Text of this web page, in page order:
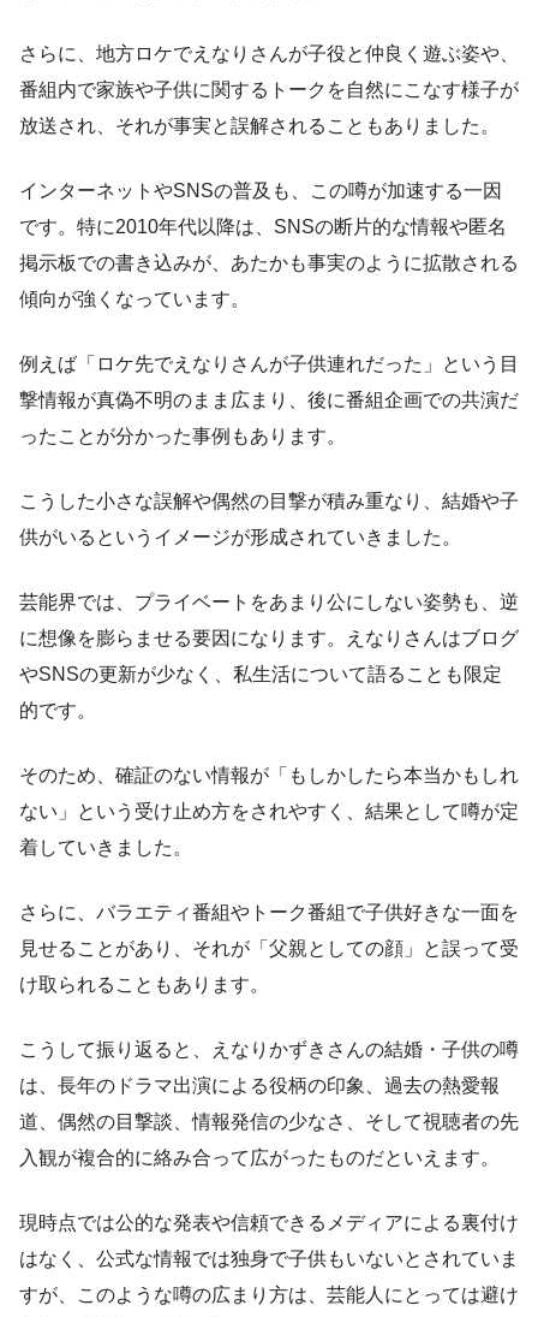
さらに、地方ロケでえなりさんが子役と仲良く遊ぶ姿や、
番組内で家族や子供に関するトークを自然にこなす様子が
放送され、それが事実と誤解されることもありました。
インターネットやSNSの普及も、この噂が加速する一因
です。特に2010年代以降は、SNSの断片的な情報や匿名
掲示板での書き込みが、あたかも事実のように拡散される
傾向が強くなっています。
例えば「ロケ先でえなりさんが子供連れだった」という目
撃情報が真偽不明のまま広まり、後に番組企画での共演だ
ったことが分かった事例もあります。
こうした小さな誤解や偶然の目撃が積み重なり、結婚や子
供がいるというイメージが形成されていきました。
芸能界では、プライベートをあまり公にしない姿勢も、逆
に想像を膨らませる要因になります。えなりさんはブログ
やSNSの更新が少なく、私生活について語ることも限定
的です。
そのため、確証のない情報が「もしかしたら本当かもしれ
ない」という受け止め方をされやすく、結果として噂が定
着していきました。
さらに、バラエティ番組やトーク番組で子供好きな一面を
見せることがあり、それが「父親としての顔」と誤って受
け取られることもあります。
こうして振り返ると、えなりかずきさんの結婚・子供の噂
は、長年のドラマ出演による役柄の印象、過去の熱愛報
道、偶然の目撃談、情報発信の少なさ、そして視聴者の先
入観が複合的に絡み合って広がったものだといえます。
現時点では公的な発表や信頼できるメディアによる裏付け
はなく、公式な情報では独身で子供もいないとされていま
すが、このような噂の広まり方は、芸能人にとっては避け